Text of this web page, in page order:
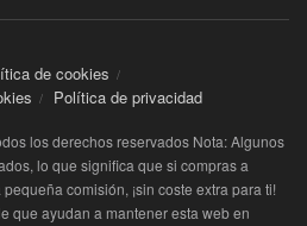
de cookies
Política de privacidad
los derechos reservados Nota: Algunos
lo que significa que si compras a
comisión, ¡sin coste extra para ti!
que ayudan a mantener esta web en